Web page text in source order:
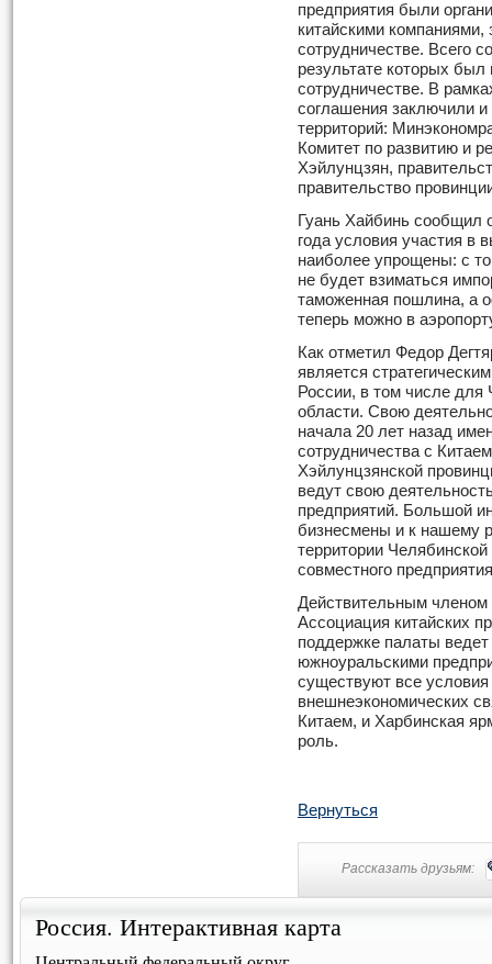
предприятия были
китайскими
сотрудничестве. Всего
результате которых
сотрудничестве. В
соглашения заключили и
территорий:
Комитет по развитию и
Хэйлунцзян,
правительство
Гуань Хайбинь сообщил
года условия участия в
наиболее упрощены: с
не будет взиматься
таможенная пошлина, а
теперь можно в
Как отметил Федор
является
России, в том числе для
области. Свою
начала 20 лет назад
сотрудничества с
Хэйлунцзянской
ведут свою
предприятий. Большой
бизнесмены и к нашему
территории
совместного
Действительным
Ассоциация китайских
поддержке палаты ведет
южноуральскими
существуют все
внешнеэкономических
Китаем, и Харбинская
роль.
Вернуться
Рассказать друзьям:
Россия. Интерактивная карта